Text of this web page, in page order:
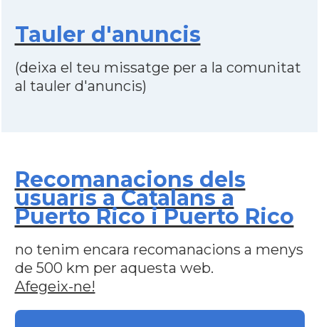
Tauler d'anuncis
(deixa el teu missatge per a la comunitat
al tauler d'anuncis)
Recomanacions dels
usuaris a Catalans a
Puerto Rico i Puerto Rico
no tenim encara recomanacions a menys
de 500 km per aquesta web.
Afegeix-ne!